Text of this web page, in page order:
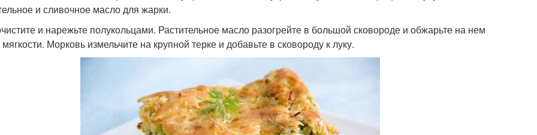
и сливочное масло для жарки.
и нарежьте полукольцами. Растительное масло разогрейте в большой сковороде и обжарьте на нем
Морковь измельчите на крупной терке и добавьте в сковороду к луку.